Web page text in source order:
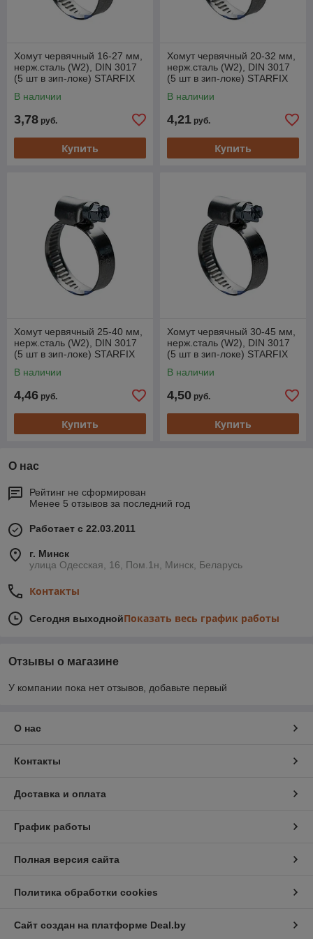
Хомут червячный 16-27 мм,
нерж.сталь (W2), DIN 3017
(5 шт в зип-локе) STARFIX
В наличии
3,78 руб.
Купить
Хомут червячный 20-32 мм,
нерж.сталь (W2), DIN 3017
(5 шт в зип-локе) STARFIX
В наличии
4,21 руб.
Купить
Хомут червячный 25-40 мм,
нерж.сталь (W2), DIN 3017
(5 шт в зип-локе) STARFIX
В наличии
4,46 руб.
Купить
Хомут червячный 30-45 мм,
нерж.сталь (W2), DIN 3017
(5 шт в зип-локе) STARFIX
В наличии
4,50 руб.
Купить
О нас
Рейтинг не сформирован
Менее 5 отзывов за последний год
Работает с 22.03.2011
г. Минск
улица Одесская, 16, Пом.1н, Минск, Беларусь
Контакты
Сегодня выходнойПоказать весь график работы
Отзывы о магазине
У компании пока нет отзывов, добавьте первый
О нас
Контакты
Доставка и оплата
График работы
Полная версия сайта
Политика обработки cookies
Сайт создан на платформе Deal.by